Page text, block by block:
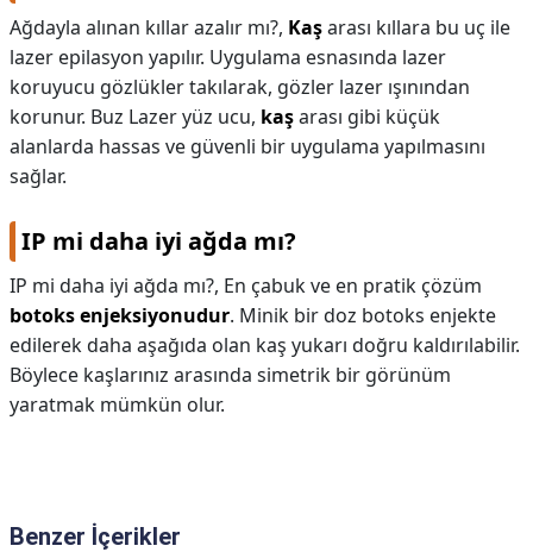
Ağdayla alınan kıllar azalır mı?, Kaşarası kıllara bu uç ile
lazer epilasyon yapılır. Uygulama esnasında lazer
koruyucu gözlükler takılarak, gözler lazer ışınından
korunur. Buz Lazer yüz ucu, kaşarası gibi küçük
alanlarda hassas ve güvenli bir uygulama yapılmasını
sağlar.
IP mi daha iyi ağda mı?
IP mi daha iyi ağda mı?, En çabuk ve en pratik çözüm
botoks enjeksiyonudur. Minik bir doz botoks enjekte
edilerek daha aşağıda olan kaş yukarı doğru kaldırılabilir.
Böylece kaşlarınız arasında simetrik bir görünüm
yaratmak mümkün olur.
Benzer İçerikler